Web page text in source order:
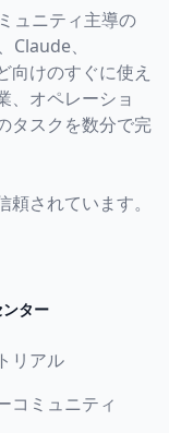
ュニティ主導の
Claude、
けのすぐに使え
、オペレーショ
タスクを数分で完
されています。
ター
リアル
コミュニティ